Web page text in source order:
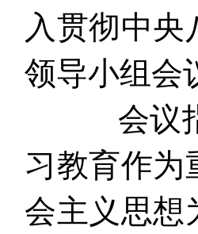
入贯彻中
领导小组会
会议指
习教育作为
会主义思想